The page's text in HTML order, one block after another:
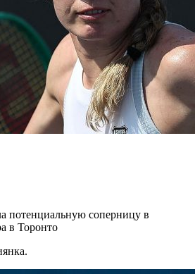
потенциальную соперницу в
в Торонто